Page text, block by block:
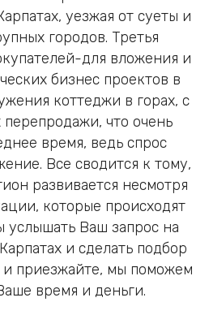
уезжая от суеты и
городов. Третья
для вложения и
бизнес проектов в
коттеджи в горах, с
что очень
время, ведь спрос
Все сводится к тому,
развивается несмотря
которые происходят
услышать Ваш запрос на
и сделать подбор
и приезжайте, мы поможем
время и деньги.